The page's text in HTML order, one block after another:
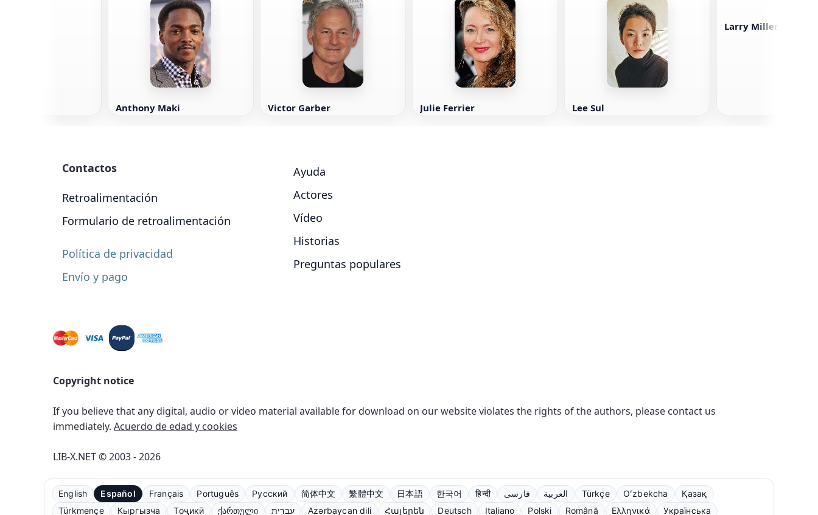
Anthony Maki Victor Garber Julie Ferrier Lee Sul
Larry Miller
Contactos
Retroalimentación
Formulario de retroalimentación
Política de privacidad
Envío y pago
Ayuda
Actores
Vídeo
Historias
Preguntas populares
Copyright notice
If you believe that any digital, audio or video material available for download on our website violates the rights of the authors, please contact us
immediately. Acuerdo de edad y cookies
LIB-X.NET © 2003 - 2026
English Español Français Português Русский 简体中文 繁體中文 日本語 한국어 हिन्दी فارسی العربية Türkçe Oʻzbekcha
Қазақ
Türkmençe
Кыргызча Тоҷикӣ ქართული עברית Azərbaycan dili Հայերեն Deutsch Italiano Polski Română Ελληνικά Українська